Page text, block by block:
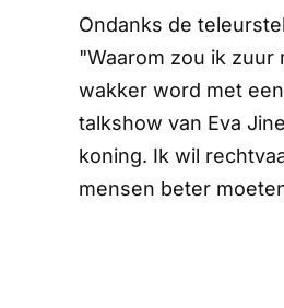
Ondanks de
"Waarom zou ik zuur
wakker word met
talkshow van Eva
koning. Ik wil
mensen beter